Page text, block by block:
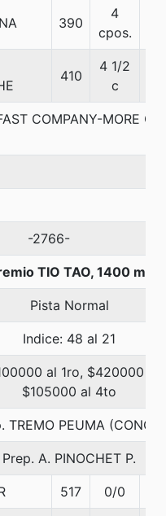
390
4
cpos.
410
4 1/2
c
COMPANY-MORE OF
-2766-
TIO TAO, 1400
Pista Normal
Indice: 48 al 21
al 1ro, $420000
$105000 al 4to
TREMO PEUMA (CONCE)
Prep. A. PINOCHET P.
517 0/0